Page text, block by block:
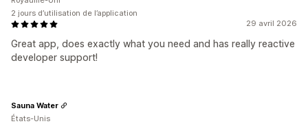
29 avril 2026
Great app, does exactly what you need and has really reactive
developer support!
2 jours d’utilisation de l’application
Sauna Water
États-Unis